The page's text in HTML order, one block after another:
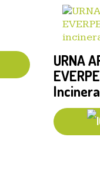
URNA